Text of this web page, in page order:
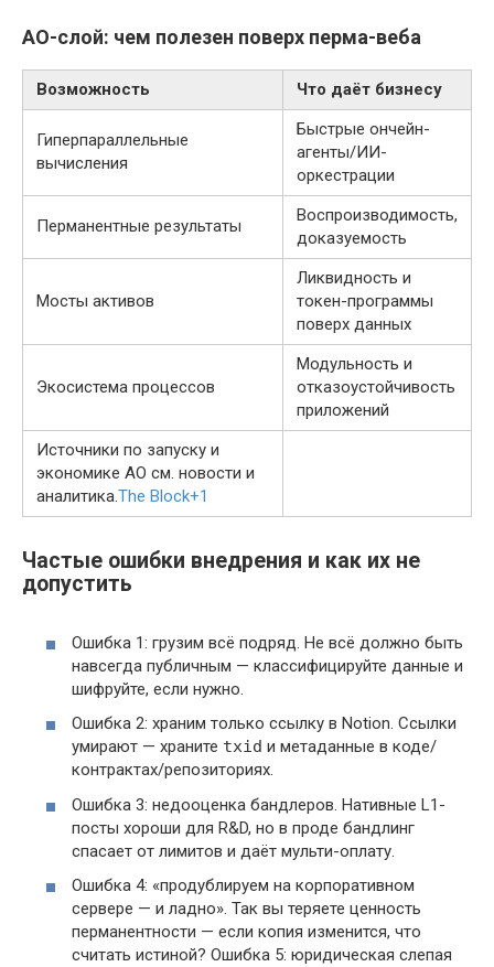
AO-слой: чем полезен поверх перма-веба
Возможность Что даёт бизнесу
Гиперпараллельные
вычисления
Быстрые ончейн-
агенты/ИИ-
оркестрации
Перманентные результаты
Воспроизводимость,
доказуемость
Мосты активов
Ликвидность и
токен-программы
поверх данных
Экосистема процессов
Модульность и
отказоустойчивость
приложений
Источники по запуску и
экономике AO см. новости и
аналитика. The Block+1
Частые ошибки внедрения и как их не
допустить
Ошибка 1: грузим всё подряд. Не всё должно быть
навсегда публичным — классифицируйте данные и
шифруйте, если нужно.
Ошибка 2: храним только ссылку в Notion. Ссылки
умирают — храните txid и метаданные в коде/
контрактах/репозиториях.
Ошибка 3: недооценка бандлеров. Нативные L1-
посты хороши для R&D, но в проде бандлинг
спасает от лимитов и даёт мульти-оплату.
Ошибка 4: «продублируем на корпоративном
сервере — и ладно». Так вы теряете ценность
перманентности — если копия изменится, что
считать истиной? Ошибка 5: юридическая слепая